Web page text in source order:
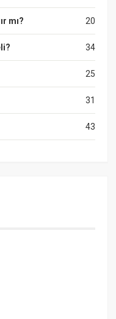
20
mı?
34
25
31
43